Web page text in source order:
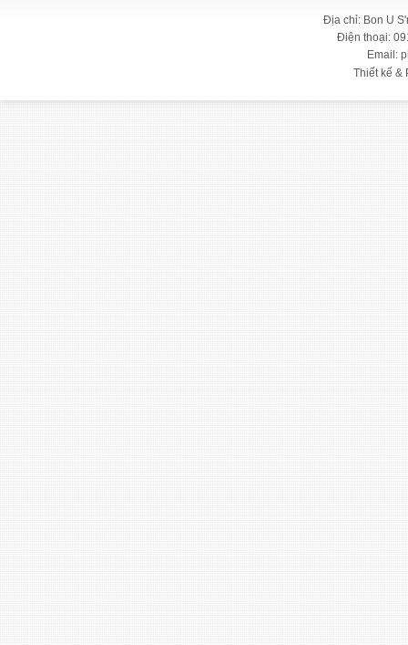
Địa chỉ: Bon U
Điện thoại:
Email:
Thiết kế &